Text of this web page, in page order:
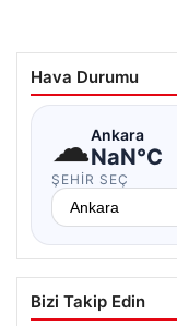
Hava Durumu
☁Ankara
NaN°C
ŞEHIR SEÇ
Bizi Takip Edin